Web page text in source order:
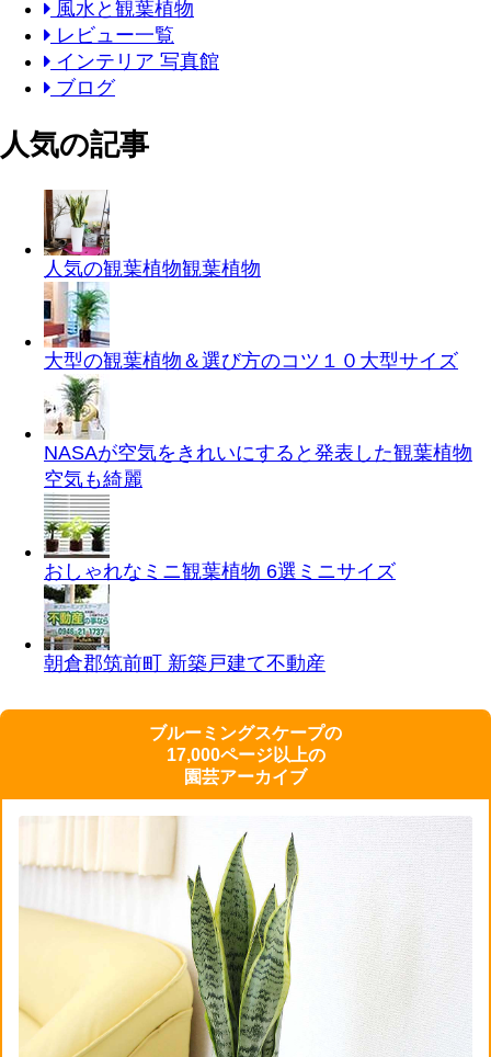
風水と観葉植物
レビュー一覧
インテリア 写真館
ブログ
人気の記事
人気の観葉植物観葉植物
大型の観葉植物＆選び方のコツ１０ 大型サイズ
NASAが空気をきれいにすると発表した観葉植物
空気も綺麗
おしゃれなミニ観葉植物 6選 ミニサイズ
朝倉郡筑前町 新築戸建て不動産
ブルーミングスケープの
17,000ページ以上の
園芸アーカイブ